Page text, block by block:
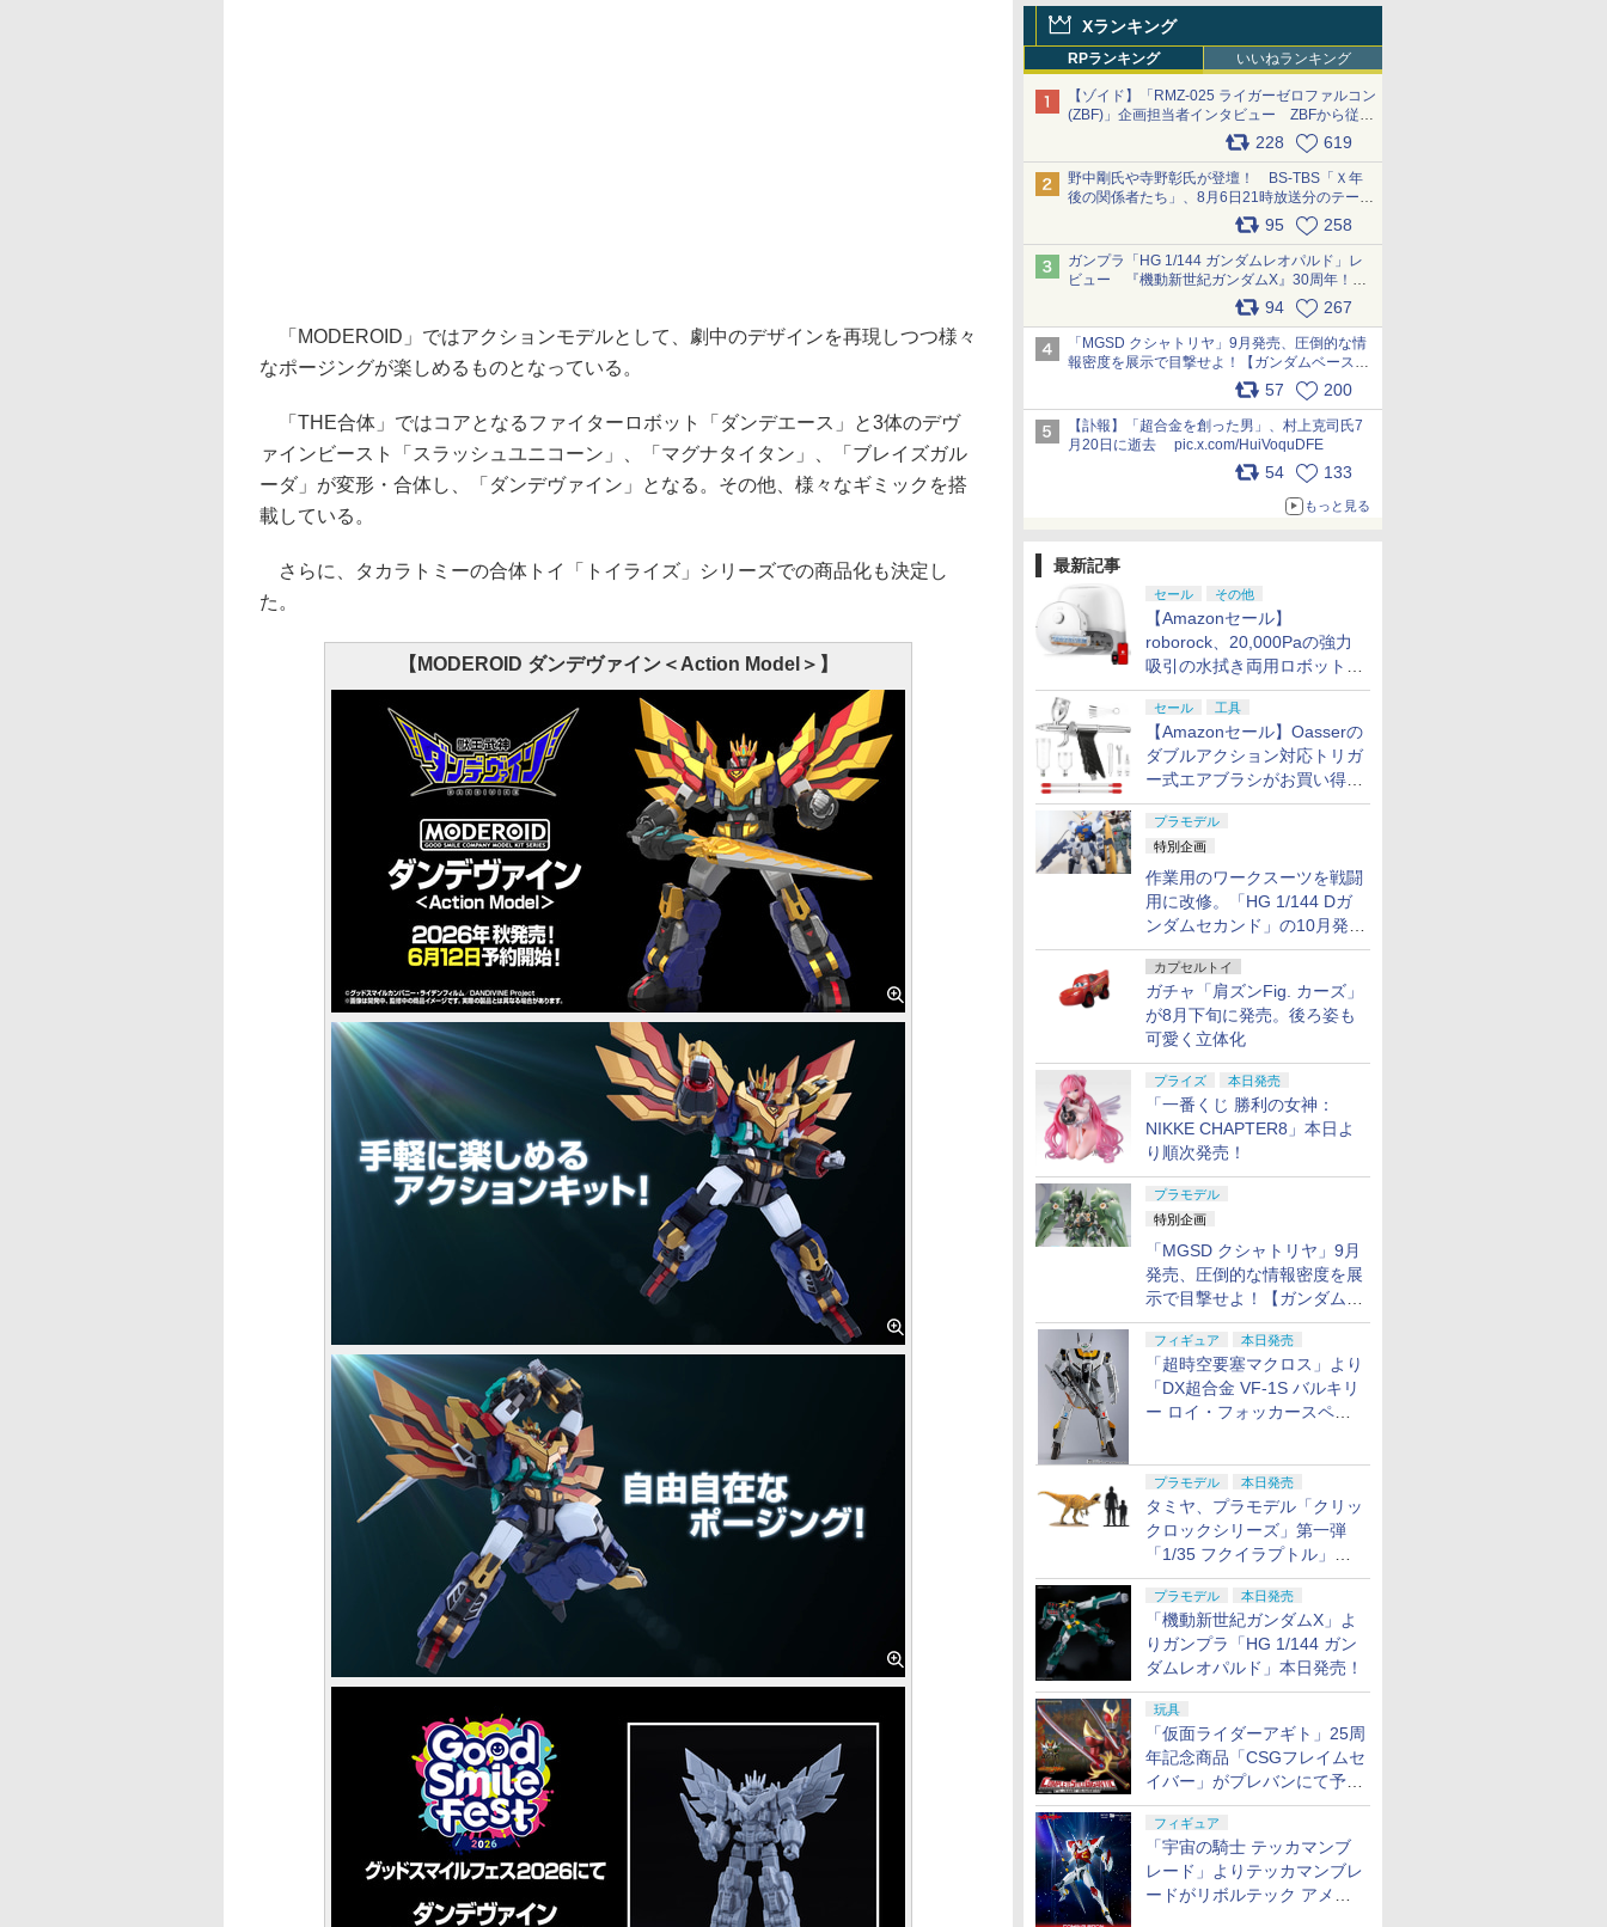
Xランキング
RPランキング いいねランキング
【ゾイド】「RMZ-025 ライガーゼロファルコン
(ZBF)」企画担当者インタビュー ZBFから従来
デザインまで再現可能なボリューム満点のキッ
ト pic.x.com/6zOqQAQKkX
228 619
野中剛氏や寺野彰氏が登壇！ BS-TBS「Ｘ年
後の関係者たち」、8月6日21時放送分のテーマ
は「超合金」！ pic.x.com/uWyt1uyuFm
95 258
ガンプラ「HG 1/144 ガンダムレオパルド」レ
ビュー 『機動新世紀ガンダムX』30周年！イ
ンナーアームガトリングの変形機構まで再現し
最新フォーマットでキット化！
pic.x.com/nszPIDTpbg
94 267
「MGSD クシャトリヤ」9月発売、圧倒的な情
報密度を展示で目撃せよ！【ガンダムベース撮
り下ろし】 pic.x.com/3rPjsfk7qZ
57 200
【訃報】「超合金を創った男」、村上克司氏7
月20日に逝去 pic.x.com/HuiVoquDFE
54 133
もっと見る
最新記事
セール その他
【Amazonセール】
roborock、20,000Paの強力
吸引の水拭き両用ロボット掃
除機「Qrevo Curv 2 Flow」
がお買い得！
セール 工具
【Amazonセール】Oasserの
ダブルアクション対応トリガ
ー式エアブラシがお買い得価
格で登場！
プラモデル
特別企画
作業用のワークスーツを戦闘
用に改修。「HG 1/144 Dガ
ンダムセカンド」の10月発送
分が予約受付中【ガンダムベ
ース撮り下ろし】
カプセルトイ
ガチャ「肩ズンFig. カーズ」
が8月下旬に発売。後ろ姿も
可愛く立体化
プライズ 本日発売
「一番くじ 勝利の女神：
NIKKE CHAPTER8」本日よ
り順次発売！
プラモデル
特別企画
「MGSD クシャトリヤ」9月
発売、圧倒的な情報密度を展
示で目撃せよ！【ガンダムベ
ース撮り下ろし】
フィギュア 本日発売
「超時空要塞マクロス」より
「DX超合金 VF-1S バルキリ
ー ロイ・フォッカースペシ
プラモデル 本日発売
タミヤ、プラモデル「クリッ
クロックシリーズ」第一弾
「1/35 フクイラプトル」本
日発売！
プラモデル 本日発売
「機動新世紀ガンダムX」よ
りガンプラ「HG 1/144 ガン
ダムレオパルド」本日発売！
玩具
「仮面ライダーアギト」25周
年記念商品「CSGフレイムセ
イバー」がプレバンにて予約
開始
フィギュア
「宇宙の騎士 テッカマンブ
レード」よりテッカマンブレ
ードがリボルテック アメイ
「MODEROID」ではアクションモデルとして、劇中のデザインを再現しつつ様々
なポージングが楽しめるものとなっている。
「THE合体」ではコアとなるファイターロボット「ダンデエース」と3体のデヴ
ァインビースト「スラッシュユニコーン」、「マグナタイタン」、「ブレイズガル
ーダ」が変形・合体し、「ダンデヴァイン」となる。その他、様々なギミックを搭
載している。
さらに、タカラトミーの合体トイ「トイライズ」シリーズでの商品化も決定し
た。
【MODEROID ダンデヴァイン＜Action Model＞】